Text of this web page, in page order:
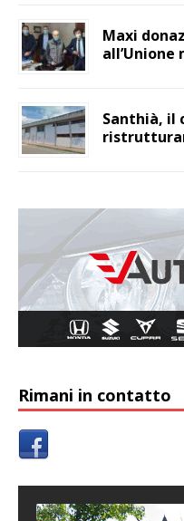
Maxi
all’Unione
Santhià, il
Rimani in contatto